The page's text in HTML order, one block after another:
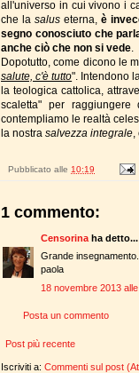
all'universo in cui vivono i
che lasaluseterna,è
segno conosciuto che
anche ciò che non si vede
Dopotutto, come dicono le
salute, c'è tutto". Intendono
la teologica cattolica,
scaletta" per
contempliamo le realtà
la nostra salvezza integrale
Pubblicato alle 10:19
1 commento:
Censorina ha detto...
Grande
paola
18 novembre 2013
Posta un commento
Post più recente
Iscriviti a: Commenti sul post